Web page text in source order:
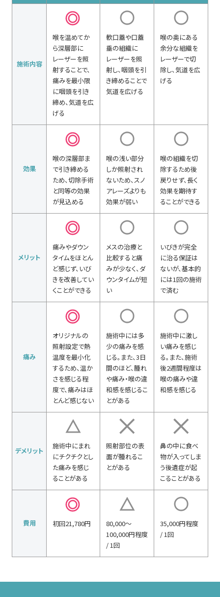
施術内容
喉を温めてか
ら深層部に
レーザーを照
射することで、
痛みを最小限
に咽頭を引き
締め、気道を広
げる
軟口蓋や口蓋
垂の組織に
レーザーを照
射し、咽頭を引
き締めることで
気道を広げる
喉の奥にある
余分な組織を
レーザーで切
除し、気道を広
げる
効果
喉の深層部ま
で引き締める
ため、切除手術
と同等の効果
が見込める
喉の浅い部分
しか照射され
ないため、スノ
アレーズよりも
効果が弱い
喉の組織を切
除するため後
戻りせず、長く
効果を期待す
ることができる
メリット
痛みやダウン
タイムをほとん
ど感じず、いび
きを改善してい
くことができる
メスの治療と
比較すると痛
みが少なく、ダ
ウンタイムが短
い
いびきが完全
に治る保証は
ないが、基本的
には1回の施術
で済む
痛み
オリジナルの
照射設定で熱
温度を最小化
するため、温か
さを感じる程
度で、痛みはほ
とんど感じない
施術中には多
少の痛みを感
じる。また、3日
間のほど、腫れ
や痛み・喉の違
和感を感じるこ
とがある
施術中に激し
い痛みを感じ
る。また、施術
後2週間程度は
喉の痛みや違
和感を感じる
デメリット
施術中にまれ
にチクチクとし
た痛みを感じ
ることがある
照射部位の表
面が腫れるこ
とがある
鼻の中に食べ
物が入ってしま
う後遺症が起
こることがある
費用 初回21,780円
80,000～
100,000円程度
/ 1回
35,000円程度
/ 1回